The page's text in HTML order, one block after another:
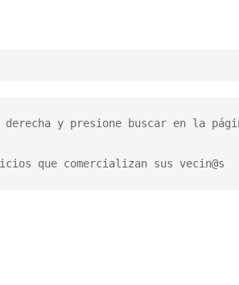
y presione buscar en la
que comercializan sus vecin@s